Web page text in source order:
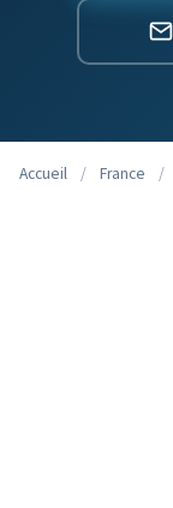
Accueil / France /